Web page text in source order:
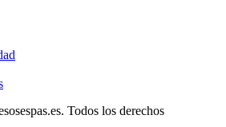
Todos los derechos